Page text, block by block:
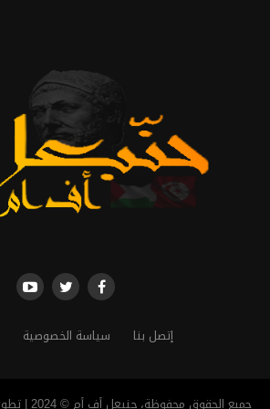
إتصل بنا سياسة الخصوصية
جميع الحقوق محفوظة، حنبعل أف أم © 2024 | تطوير و تصميم